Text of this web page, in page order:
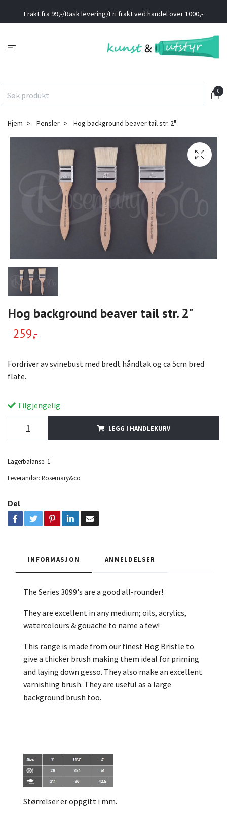
Frakt fra 99,-/Rask levering/Fri frakt ved handel over 1000,-
0
Hjem Pensler Hog background beaver tail str. 2"
Hog background beaver tail str. 2"
259,-
Fordriver av svinebust med bredt håndtak og ca 5cm bred
flate.
Tilgjengelig
LEGG I HANDLEKURV
Lagerbalanse: 1
Leverandør: Rosemary&co
Del
INFORMASJON ANMELDELSER
The Series 3099's are a good all-rounder!
They are excellent in any medium; oils, acrylics,
watercolours & gouache to name a few!
This range is made from our finest Hog Bristle to
give a thicker brush making them ideal for priming
and laying down gesso. They also make an excellent
varnishing brush. They are useful as a large
background brush too.
Størrelser er oppgitt i mm.